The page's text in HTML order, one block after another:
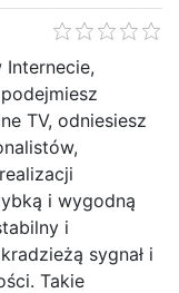
Internecie,
TV, odniesiesz
i wygodną
i
sygnał i
Takie